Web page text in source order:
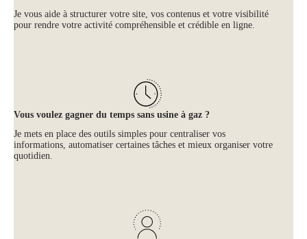
Je vous aide à structurer votre site, vos contenus et votre visibilité
pour rendre votre activité compréhensible et crédible en ligne.
Vous voulez gagner du temps sans usine à gaz ?
Je mets en place des outils simples pour centraliser vos
informations, automatiser certaines tâches et mieux organiser votre
quotidien.